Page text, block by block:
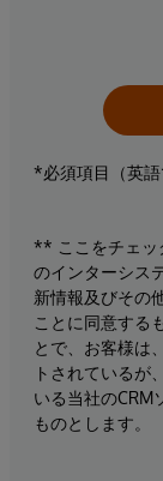
*必須項目（英語
** ここをチェッ
のインターシス
新情報及びその
ことに同意する
とで、お客様は
トされているが
いる当社のCRM
ものとします。